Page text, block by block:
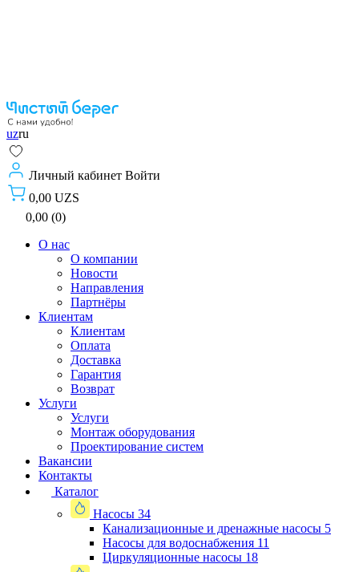
uzru
Личный кабинет Войти
0,00 UZS
0,00 (0)
О нас
О компании
Новости
Направления
Партнёры
Клиентам
Клиентам
Оплата
Доставка
Гарантия
Возврат
Услуги
Услуги
Монтаж оборудования
Проектирование систем
Вакансии
Контакты
Каталог
Насосы 34
Канализационные и дренажные насосы 5
Насосы для водоснабжения 11
Циркуляционные насосы 18